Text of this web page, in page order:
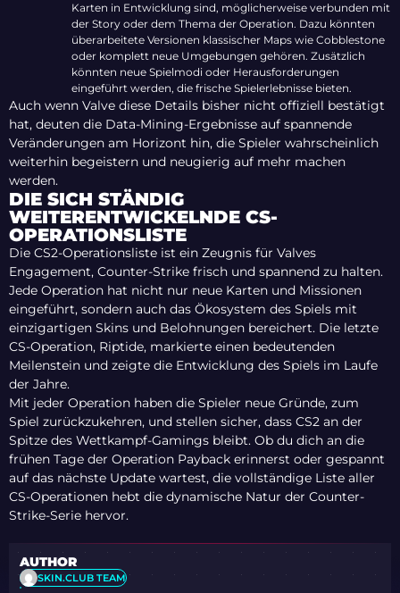
Karten in Entwicklung sind, möglicherweise verbunden mit
der Story oder dem Thema der Operation. Dazu könnten
überarbeitete Versionen klassischer Maps wie Cobblestone
oder komplett neue Umgebungen gehören. Zusätzlich
könnten neue Spielmodi oder Herausforderungen
eingeführt werden, die frische Spielerlebnisse bieten.
Auch wenn Valve diese Details bisher nicht offiziell bestätigt
hat, deuten die Data-Mining-Ergebnisse auf spannende
Veränderungen am Horizont hin, die Spieler wahrscheinlich
weiterhin begeistern und neugierig auf mehr machen
werden.
DIE SICH STÄNDIG
WEITERENTWICKELNDE CS-
OPERATIONSLISTE
Die CS2-Operationsliste ist ein Zeugnis für Valves
Engagement, Counter-Strike frisch und spannend zu halten.
Jede Operation hat nicht nur neue Karten und Missionen
eingeführt, sondern auch das Ökosystem des Spiels mit
einzigartigen Skins und Belohnungen bereichert. Die letzte
CS-Operation, Riptide, markierte einen bedeutenden
Meilenstein und zeigte die Entwicklung des Spiels im Laufe
der Jahre.
Mit jeder Operation haben die Spieler neue Gründe, zum
Spiel zurückzukehren, und stellen sicher, dass CS2 an der
Spitze des Wettkampf-Gamings bleibt. Ob du dich an die
frühen Tage der Operation Payback erinnerst oder gespannt
auf das nächste Update wartest, die vollständige Liste aller
CS-Operationen hebt die dynamische Natur der Counter-
Strike-Serie hervor.
AUTHOR
SKIN.CLUB TEAM